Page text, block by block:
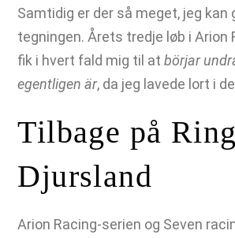
Samtidig er der så meget, jeg kan
tegningen. Årets tredje løb i Arion
fik i hvert fald mig til atbörjar
egentligen är, da jeg lavede lort i
Tilbage på Ring
Djursland
Arion Racing-serien og Seven